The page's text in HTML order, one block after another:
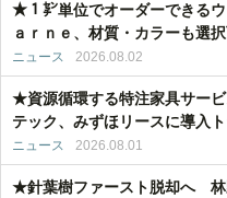
★１㌢単位でオーダーできる
ａｒｎｅ、材質・カラーも選
ニュース 2026.08.02
★資源循環する特注家具サー
テック、みずほリースに導入
ニュース 2026.08.01
★針葉樹ファースト脱却へ 林